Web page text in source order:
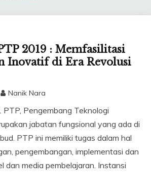
2019 : Memfasilitasi
Inovatif di Era Revolusi
Nanik Nara
Pengembang Teknologi
jabatan fungsional yang ada di
PTP ini memiliki tugas dalam hal
pengembangan, implementasi dan
dan media pembelajaran. Instansi